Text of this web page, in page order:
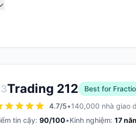
3Trading 212
Best for
4.7/5•140,000 nhà giao
tin cậy: 90/100•Kinh nghiệm: 17